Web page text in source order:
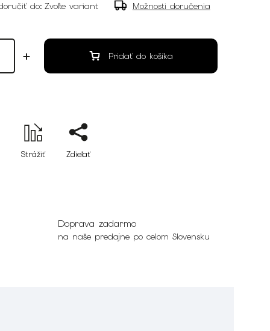
do: Zvoľte variant Možnosti doručenia
Pridať do košíka
Strážiť Zdieľať
Doprava zadarmo
na naše predajne po celom Slovensku